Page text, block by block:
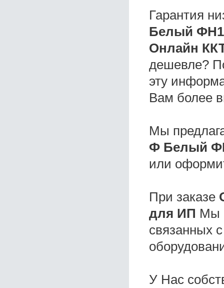
Гарантия
Белый
Онлайн
дешевле?
эту
Вам более
Мы
Ф Белый
или
При заказе
для ИП Мы
связанных
У Нас